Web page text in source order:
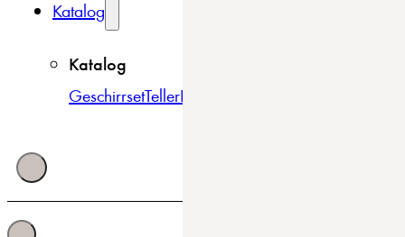
Katalog
Katalog
GeschirrsetTellerBowls & Schüsseln